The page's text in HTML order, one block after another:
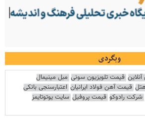
وبگردی
آنلاین قیمت تلویزیون سونی مبل مینیمال
قیمت آهن فولاد ایرانیان اعتبارسنجی بانکی
شرکت رادوکو قیمت پروفیل سایت یوتوتایمز